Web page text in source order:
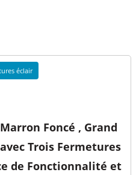
éclair
Foncé , Grand
Trois Fermetures
de Fonctionnalité et